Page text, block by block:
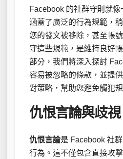
Facebook 的社群守則就像
涵蓋了廣泛的行為規範，
您的發文被移除，甚至帳
守這些規範，是維持良好
部分，我們將深入探討
容易被忽略的條款，並提
對策略，幫助您避免觸犯規
仇恨言論與歧視
仇恨言論是 Facebook 社
行為。這不僅包含直接攻